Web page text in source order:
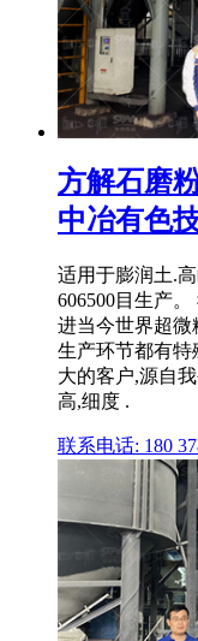
方解石磨
中冶有色
适用于膨润土.
606500目生产
进当今世界超微
生产环节都有
大的客户,源自
高,细度 .
联系电话: 180